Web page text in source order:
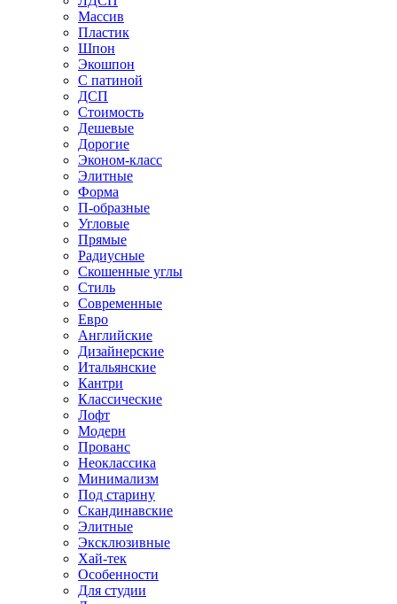
Массив
Пластик
Шпон
Экошпон
С патиной
ДСП
Стоимость
Дешевые
Дорогие
Эконом-класс
Элитные
Форма
П-образные
Угловые
Прямые
Радиусные
Скошенные углы
Стиль
Современные
Евро
Английские
Дизайнерские
Итальянские
Кантри
Классические
Лофт
Модерн
Прованс
Неоклассика
Минимализм
Под старину
Скандинавские
Элитные
Эксклюзивные
Хай-тек
Особенности
Для студии